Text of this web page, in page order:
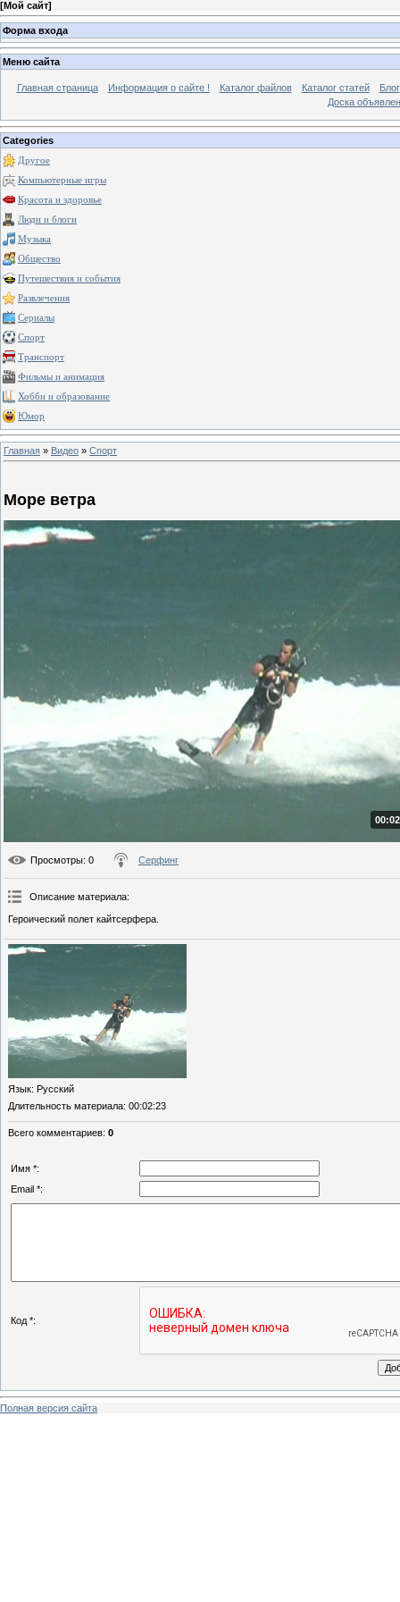
[Мой сайт]
Форма входа
Меню сайта
Главная страница Информация о сайте ! Каталог файлов Каталог статей
Блог
Доска
Categories
Другое
Компьютерные игры
Красота и здоровье
Люди и блоги
Музыка
Общество
Путешествия и события
Развлечения
Сериалы
Спорт
Транспорт
Фильмы и анимация
Хобби и образование
Юмор
Главная » Видео » Спорт
Море ветра
Просмотры: 0 Серфинг
Описание материала:
Героический полет кайтсерфера.
Язык: Русский
Длительность материала: 00:02:23
Всего комментариев: 0
Имя *:
Email *:
Код *:
Полная версия сайта